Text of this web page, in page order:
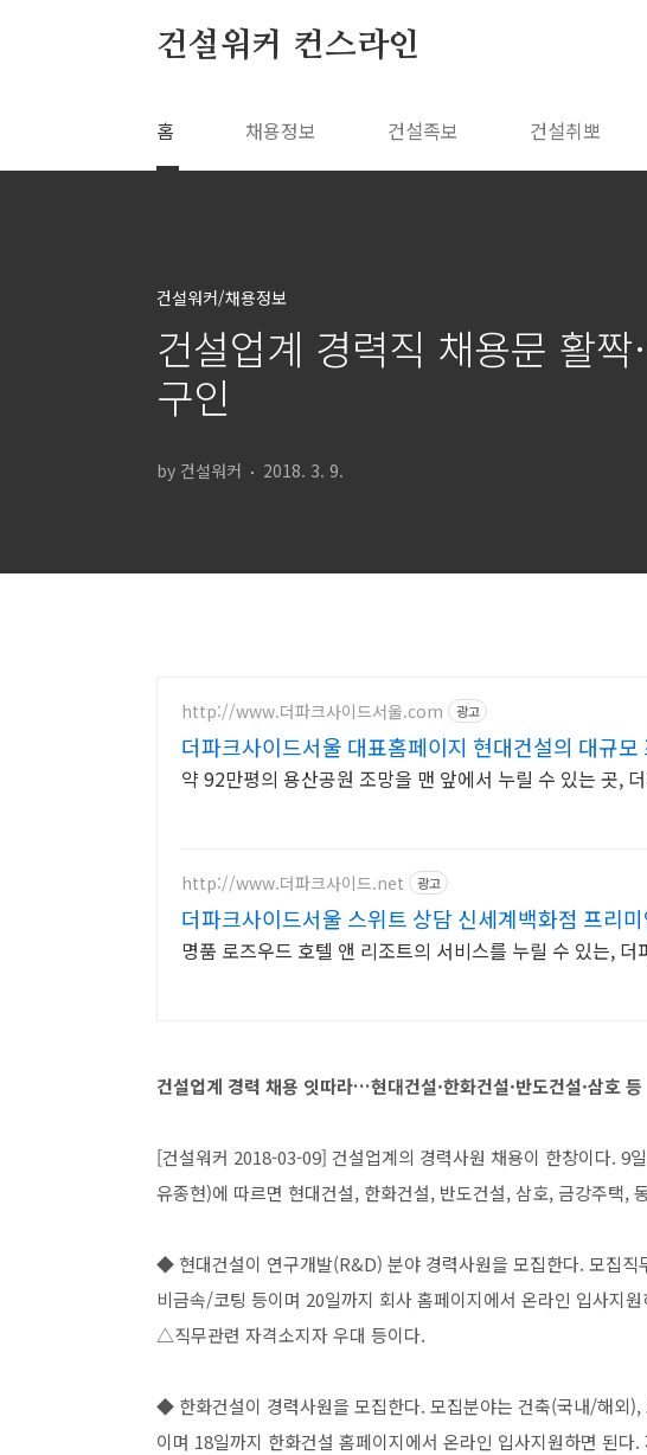
건설워커 컨스라인
홈 채용정보 건설족보 건설취뽀
건설워커/채용정보
건설업계 경력직 채용문 활
구인
by 건설워커 2018. 3. 9.
http://www.더파크사이드서울.com 광고
더파크사이드서울 대표홈페이지 현대건설의 대규모
약 92만평의 용산공원 조망을 맨 앞에서 누릴 수 있는 곳,
http://www.더파크사이드.net 광고
더파크사이드서울 스위트 상담 신세계백화점 프리
명품 로즈우드 호텔 앤 리조트의 서비스를 누릴 수 있는, 더
건설업계 경력 채용 잇따라…현대건설·한화건설·반도건설·삼호 등
[건설워커 2018-03-09] 건설업계의 경력사원 채용이 한창이다.
유종현)에 따르면 현대건설, 한화건설, 반도건설, 삼호, 금강주택,
◆ 현대건설이 연구개발(R&D) 분야 경력사원을 모집한다. 모집
비금속/코팅 등이며 20일까지 회사 홈페이지에서 온라인 입사지
△직무관련 자격소지자 우대 등이다.
◆ 한화건설이 경력사원을 모집한다. 모집분야는 건축(국내/해외
이며 18일까지 한화건설 홈페이지에서 온라인 입사지원하면 된